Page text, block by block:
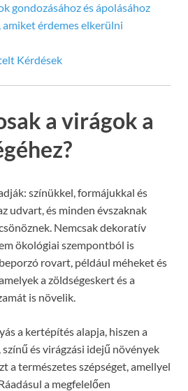
gondozásához és ápolásához
érdemes elkerülni
Kérdések
a virágok a
színükkel, formájukkal és
udvart, és minden évszaknak
Nemcsak dekoratív
ökológiai szempontból is
rovart, például méheket és
a zöldségeskert és a
is növelik.
a kertépítés alapja, hiszen a
és virágzási idejű növények
a természetes szépséget, amellyel
a megfelelően